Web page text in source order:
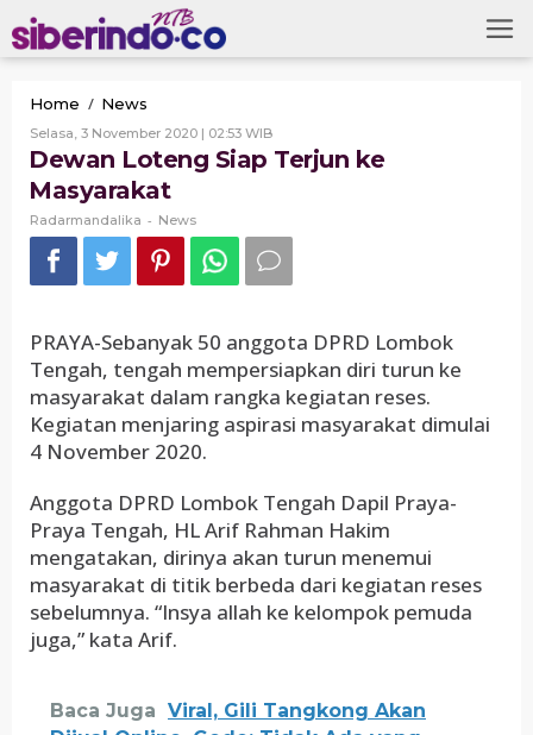
to
content
Home / News
Loteng
Siap
Terjun
ke
Selasa, 3 November 2020 | 02:53 WIBOleh
Radarmandalika
Dewan Loteng Siap Terjun ke
Masyarakat
Radarmandalika - News
PRAYA-Sebanyak 50 anggota DPRD Lombok
Tengah, tengah mempersiapkan diri turun ke
masyarakat dalam rangka kegiatan reses.
Kegiatan menjaring aspirasi masyarakat dimulai
4 November 2020.
Anggota DPRD Lombok Tengah Dapil Praya-
Praya Tengah, HL Arif Rahman Hakim
mengatakan, dirinya akan turun menemui
masyarakat di titik berbeda dari kegiatan reses
sebelumnya. “Insya allah ke kelompok pemuda
juga,” kata Arif.
Baca Juga Viral, Gili Tangkong Akan